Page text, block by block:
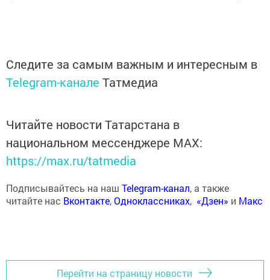
Следите за самым важным и интересным в
Telegram-канале Татмедиа
Читайте новости Татарстана в
национальном мессенджере MАХ:
https://max.ru/tatmedia
Подписывайтесь на наш Telegram-канал, а также
читайте нас Вконтакте,Одноклассниках, «Дзен» и Макс
Перейти на страницу новости